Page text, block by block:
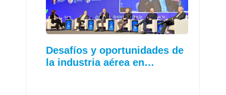
Desafíos y oportunidades de
la industria aérea en…